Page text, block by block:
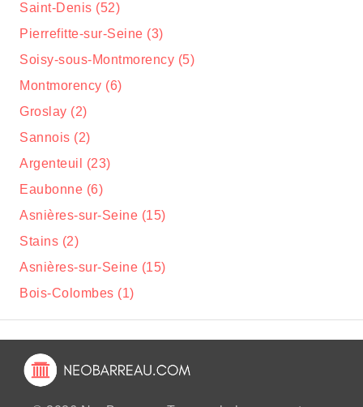
Saint-Denis (52)
Pierrefitte-sur-Seine (3)
Soisy-sous-Montmorency (5)
Montmorency (6)
Groslay (2)
Sannois (2)
Argenteuil (23)
Eaubonne (6)
Asnières-sur-Seine (15)
Stains (2)
Asnières-sur-Seine (15)
Bois-Colombes (1)